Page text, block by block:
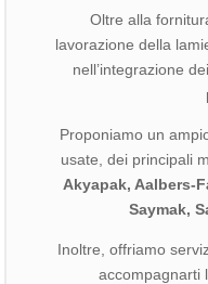
Oltre alla
lavorazione della
nell’integrazione
Proponiamo un
usate, dei principali
Akyapak, Aalbers-
Saymak,
Inoltre, offriamo
accompagnarti